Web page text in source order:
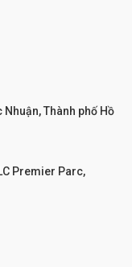
Thành phố Hồ
Premier Parc,